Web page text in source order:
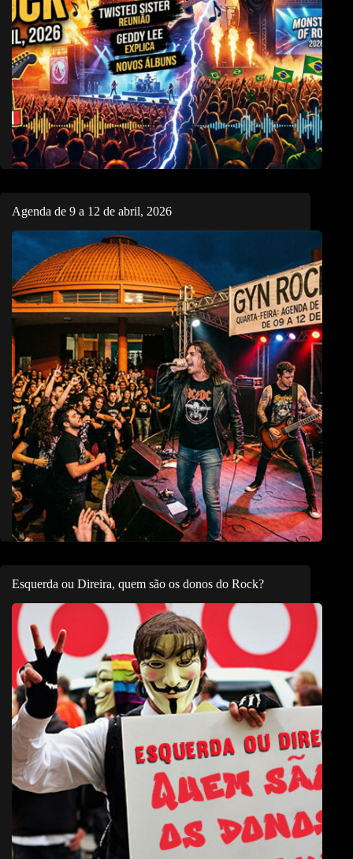
Agenda de 9 a 12 de abril, 2026
Esquerda ou Direira, quem são os donos do Rock?